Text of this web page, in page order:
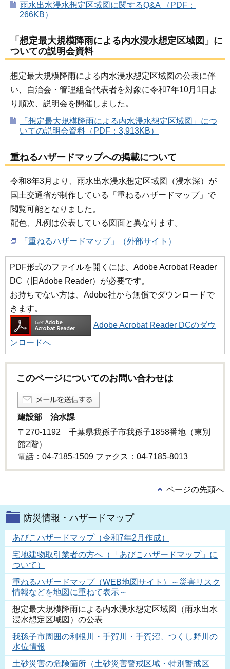
雨水出水浸水想定区域図に関するQ&A （PDF：
266KB）
「想定最大規模降雨による内水浸水想定区域図」に
ついての説明会資料
想定最大規模降雨による内水浸水想定区域図の公表に伴
い、自治会・管理組合代表者を対象に令和7年10月1日よ
り順次、説明会を開催しました。
「想定最大規模降雨による内水浸水想定区域図」につ
いての説明会資料（PDF：3,913KB）
重ねるハザードマップへの掲載について
令和8年3月より、雨水出水浸水想定区域図（浸水深）が
国土交通省が制作している「重ねるハザードマップ」で
閲覧可能となりました。
配色、凡例は公表している図面と異なります。
「重ねるハザードマップ」（外部サイト）
PDF形式のファイルを開くには、Adobe Acrobat Reader
DC（旧Adobe Reader）が必要です。
お持ちでない方は、Adobe社から無償でダウンロードで
きます。
Adobe Acrobat Reader DCのダウ
ンロードへ
このページについてのお問い合わせは
建設部 治水課
〒270-1192 千葉県我孫子市我孫子1858番地（東別
館2階）
電話：04-7185-1509 ファクス：04-7185-8013
ページの先頭へ
防災情報・ハザードマップ
あびこハザードマップ（令和7年2月作成）
宅地建物取引業者の方へ（「あびこハザードマップ」に
ついて）
重ねるハザードマップ（WEB地図サイト）～災害リスク
情報などを地図に重ねて表示～
想定最大規模降雨による内水浸水想定区域図（雨水出水
浸水想定区域図）の公表
我孫子市周囲の利根川・手賀川・手賀沼、つくし野川の
水位情報
土砂災害の危険箇所（土砂災害警戒区域・特別警戒区